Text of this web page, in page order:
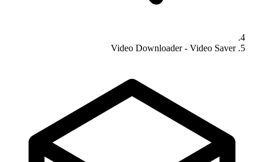
Video Downloader - Video Saver